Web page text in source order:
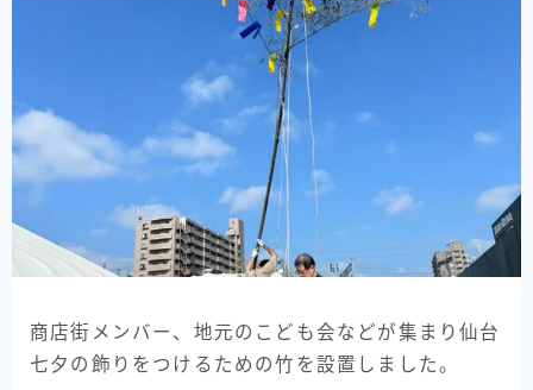
利用規約／特定商取引法に基づく表記
商店街メンバー、地元のこども会などが集まり仙台
七夕の飾りをつけるための竹を設置しました。